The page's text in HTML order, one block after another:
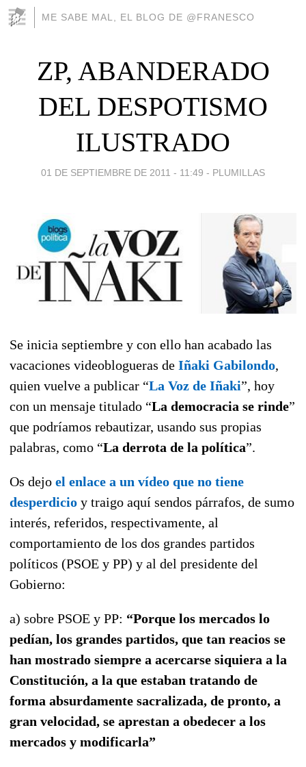
ME SABE MAL, EL BLOG DE @FRANESCO
ZP, ABANDERADO
DEL DESPOTISMO
ILUSTRADO
01 DE SEPTIEMBRE DE 2011 - 11:49 - PLUMILLAS
Se inicia septiembre y con ello han acabado las
vacaciones videoblogueras de Iñaki Gabilondo,
quien vuelve a publicar “La Voz de Iñaki”, hoy
con un mensaje titulado “La democracia se rinde”
que podríamos rebautizar, usando sus propias
palabras, como “La derrota de la política”.
Os dejo el enlace a un vídeo que no tiene
desperdicio y traigo aquí sendos párrafos, de sumo
interés, referidos, respectivamente, al
comportamiento de los dos grandes partidos
políticos (PSOE y PP) y al del presidente del
Gobierno:
a) sobre PSOE y PP: “Porque los mercados lo
pedían, los grandes partidos, que tan reacios se
han mostrado siempre a acercarse siquiera a la
Constitución, a la que estaban tratando de
forma absurdamente sacralizada, de pronto, a
gran velocidad, se aprestan a obedecer a los
mercados y modificarla”